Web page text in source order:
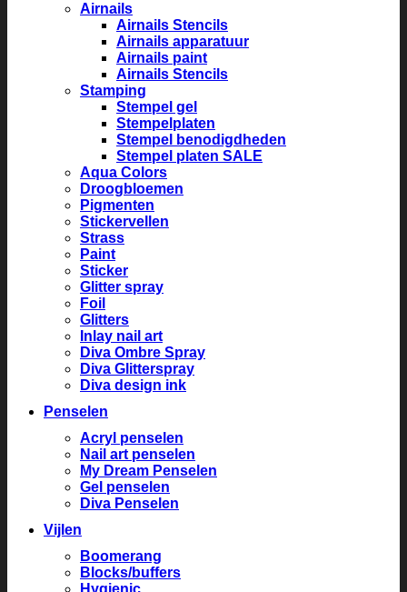
Airnails
Airnails Stencils
Airnails apparatuur
Airnails paint
Airnails Stencils
Stamping
Stempel gel
Stempelplaten
Stempel benodigdheden
Stempel platen SALE
Aqua Colors
Droogbloemen
Pigmenten
Stickervellen
Strass
Paint
Sticker
Glitter spray
Foil
Glitters
Inlay nail art
Diva Ombre Spray
Diva Glitterspray
Diva design ink
Penselen
Acryl penselen
Nail art penselen
My Dream Penselen
Gel penselen
Diva Penselen
Vijlen
Boomerang
Blocks/buffers
Hygienic